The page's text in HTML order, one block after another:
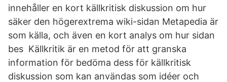
innehåller en kort källkritisk diskussion om hur
säker den högerextrema wiki-sidan Metapedia är
som källa, och även en kort analys om hur sidan
bes Källkritik är en metod för att granska
information för bedöma dess för källkritisk
diskussion som kan användas som idéer och